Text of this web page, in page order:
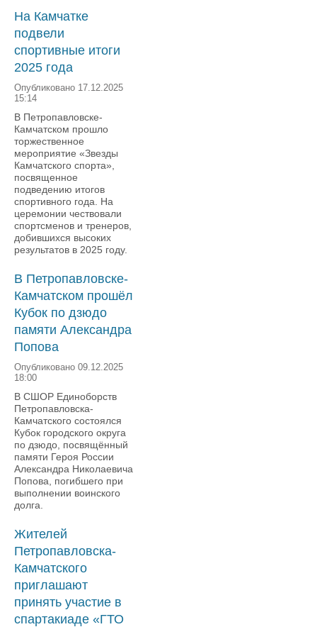
На Камчатке
подвели
спортивные итоги
2025 года
Опубликовано 17.12.2025
15:14
В Петропавловске-
Камчатском прошло
торжественное
мероприятие «Звезды
Камчатского спорта»,
посвященное
подведению итогов
спортивного года. На
церемонии чествовали
спортсменов и тренеров,
добившихся высоких
результатов в 2025 году.
В Петропавловске-
Камчатском прошёл
Кубок по дзюдо
памяти Александра
Попова
Опубликовано 09.12.2025
18:00
В СШОР Единоборств
Петропавловска-
Камчатского состоялся
Кубок городского округа
по дзюдо, посвящённый
памяти Героя России
Александра Николаевича
Попова, погибшего при
выполнении воинского
долга.
Жителей
Петропавловска-
Камчатского
приглашают
принять участие в
спартакиаде «ГТО